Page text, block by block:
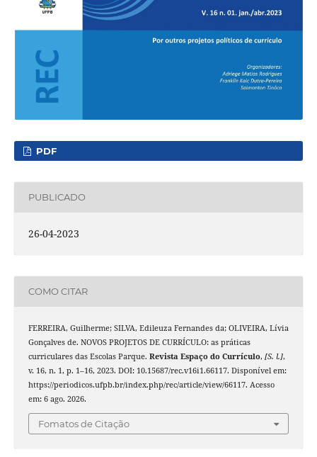
PDF
PUBLICADO
26-04-2023
COMO CITAR
FERREIRA, Guilherme; SILVA, Edileuza Fernandes da; OLIVEIRA, Lívia
Gonçalves de. NOVOS PROJETOS DE CURRÍCULO: as práticas
curriculares das Escolas Parque. Revista Espaço do Currículo, [S. l.],
v. 16, n. 1, p. 1–16, 2023. DOI: 10.15687/rec.v16i1.66117. Disponível em:
https://periodicos.ufpb.br/index.php/rec/article/view/66117. Acesso
em: 6 ago. 2026.
Fomatos de Citação